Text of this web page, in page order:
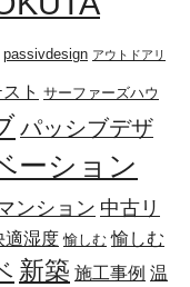
passivdesign アウトドアリ
ト サーファーズハウ
パッシブデザ
ーション
ンション 中古リ
適湿度 愉しむ 愉しむ
新築 施工事例 温